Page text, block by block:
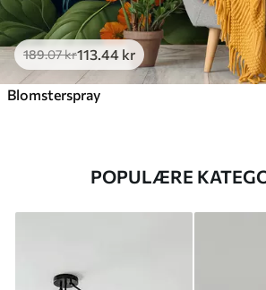
189.07kr113 .44 kr
Blomsterspray
POPULÆRE